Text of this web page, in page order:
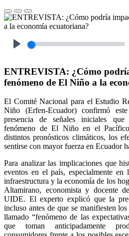
ENTREVISTA: ¿Cómo
fenómeno de El Niño a la
El Comité Nacional para el Estudio
Niño (Erfen-Ecuador) confirmó
presencia de señales iniciales
fenómeno de El Niño en el
distintos pronósticos climáticos, los
sentirse con mayor fuerza en Ecuador
Para analizar las implicaciones que
eventos en el país, especialmente
infraestructura y la economía de los
Altamirano, economista y docente
UIDE. El experto explicó que la
incluso antes de que se manifiesten
llamado “fenómeno de las
que toman anticipadamente